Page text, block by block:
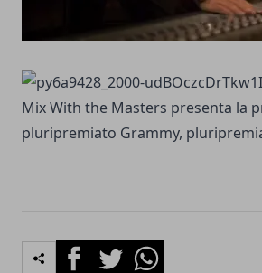
Mix With the Masters presenta la
pluripremiato Grammy,
FacebookTwitterWhatsapp